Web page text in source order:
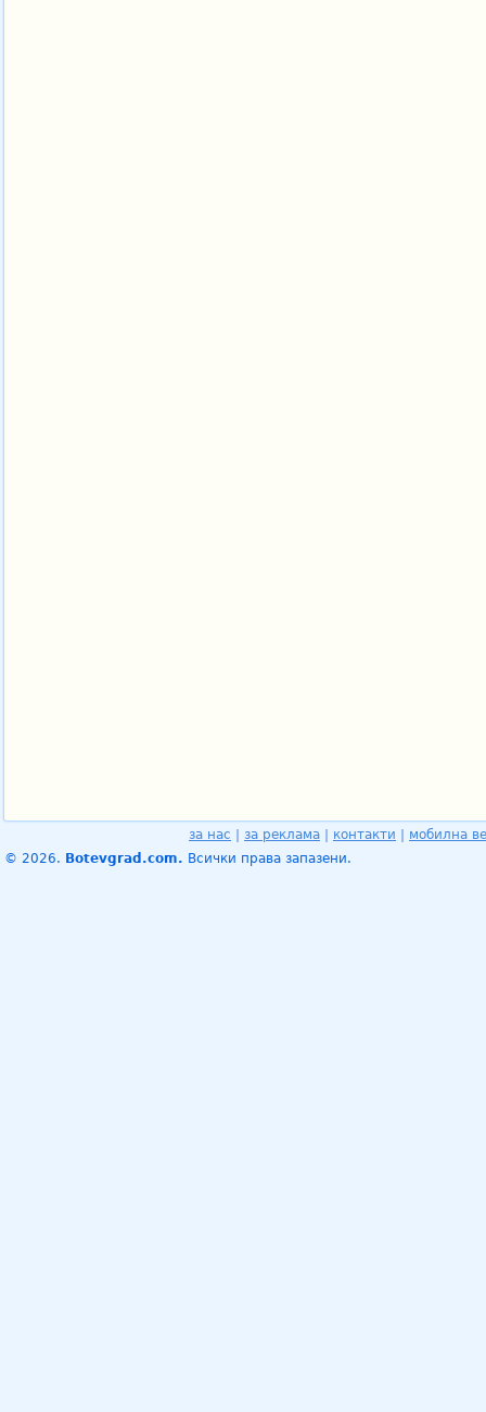
за нас за реклама контакти
мобилна
© 2026. Botevgrad.com. Всички права запазени.